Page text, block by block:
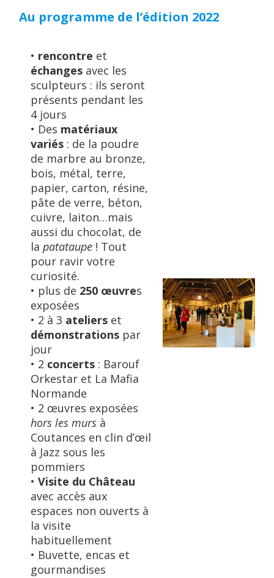
Au programme de l’édition 2022
• rencontre et
échanges avec les
sculpteurs : ils seront
présents pendant les
4 jours
• Des matériaux
variés : de la poudre
de marbre au bronze,
bois, métal, terre,
papier, carton, résine,
pâte de verre, béton,
cuivre, laiton…mais
aussi du chocolat, de
lapatataupe ! Tout
pour ravir votre
curiosité.
• plus de 250 œuvres
exposées
• 2 à 3 ateliers et
démonstrations par
jour
• 2 concerts : Barouf
Orkestar et La Mafia
Normande
• 2 œuvres exposées
hors les murs à
Coutances en clin d’œil
à Jazz sous les
pommiers
•Visite du Château
avec accès aux
espaces non ouverts à
la visite
habituellement
• Buvette, encas et
gourmandises